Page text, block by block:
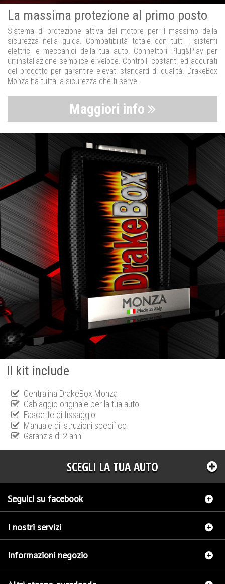
La massima protezione al primo posto
Sistema di protezione attiva del motore per il massimo della
sicurezza nella guida. Compatibilità totale con tutti i sistemi
elettrici e meccanici della tua auto. Connettori Plug&Play per
un’installazione semplice e veloce. Controlli costanti ed accurati
del prodotto per garantire elevati standard di qualità. DrakeBox
Monza ha tutta la sicurezza che ti serve.
Maggiori info
Il kit include
Centralina DrakeBox Monza
Cablaggio originale per la tua auto
Fascette di fissaggio
Manuale di istruzioni specifico
Garanzia di 2 anni
SCEGLI LA TUA AUTO
Seguici su facebook
I nostri servizi
Informazioni negozio